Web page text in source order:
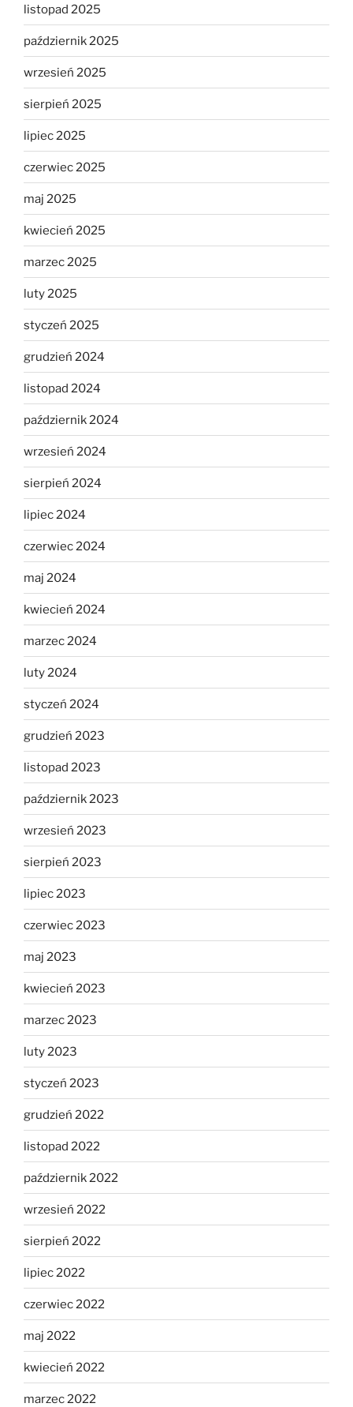
listopad 2025
październik 2025
wrzesień 2025
sierpień 2025
lipiec 2025
czerwiec 2025
maj 2025
kwiecień 2025
marzec 2025
luty 2025
styczeń 2025
grudzień 2024
listopad 2024
październik 2024
wrzesień 2024
sierpień 2024
lipiec 2024
czerwiec 2024
maj 2024
kwiecień 2024
marzec 2024
luty 2024
styczeń 2024
grudzień 2023
listopad 2023
październik 2023
wrzesień 2023
sierpień 2023
lipiec 2023
czerwiec 2023
maj 2023
kwiecień 2023
marzec 2023
luty 2023
styczeń 2023
grudzień 2022
listopad 2022
październik 2022
wrzesień 2022
sierpień 2022
lipiec 2022
czerwiec 2022
maj 2022
kwiecień 2022
marzec 2022